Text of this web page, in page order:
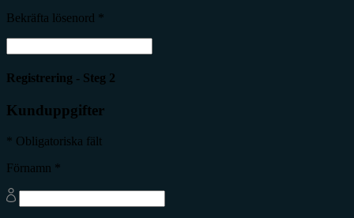
Bekräfta lösenord *
Registrering - Steg 2
Kunduppgifter
* Obligatoriska fält
Förnamn *